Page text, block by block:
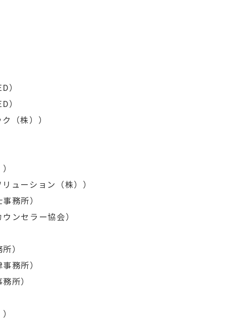
）
）
（株））
ューション（株））
務所）
ンセラー協会）
）
務所）
所）